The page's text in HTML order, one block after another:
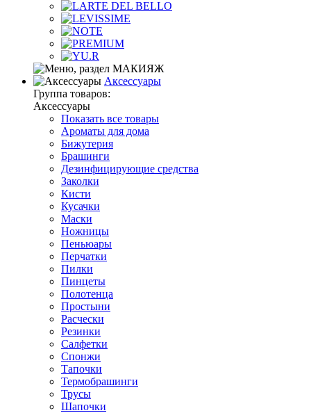
Аксессуары
Группа товаров:
Аксессуары
Показать все товары
Ароматы для дома
Бижутерия
Брашинги
Дезинфицирующие средства
Заколки
Кисти
Кусачки
Маски
Ножницы
Пеньюары
Перчатки
Пилки
Пинцеты
Полотенца
Простыни
Расчески
Резинки
Салфетки
Спонжи
Тапочки
Термобрашинги
Трусы
Шапочки